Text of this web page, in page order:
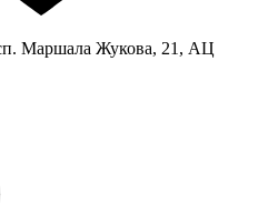
Маршала Жукова, 21, АЦ